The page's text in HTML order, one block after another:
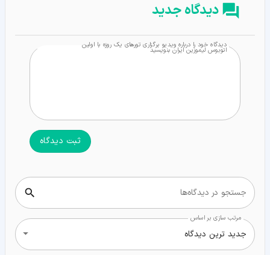
دیدگاه جدید
دیدگاه خود را درباره ویدیو برگزاری تورهای یک روزه با اولین
اتوبوس لیموزین ایران بنویسید
ثبت دیدگاه
جستجو در دیدگاه‌ها
مرتب سازی بر اساس
جدید ترین دیدگاه